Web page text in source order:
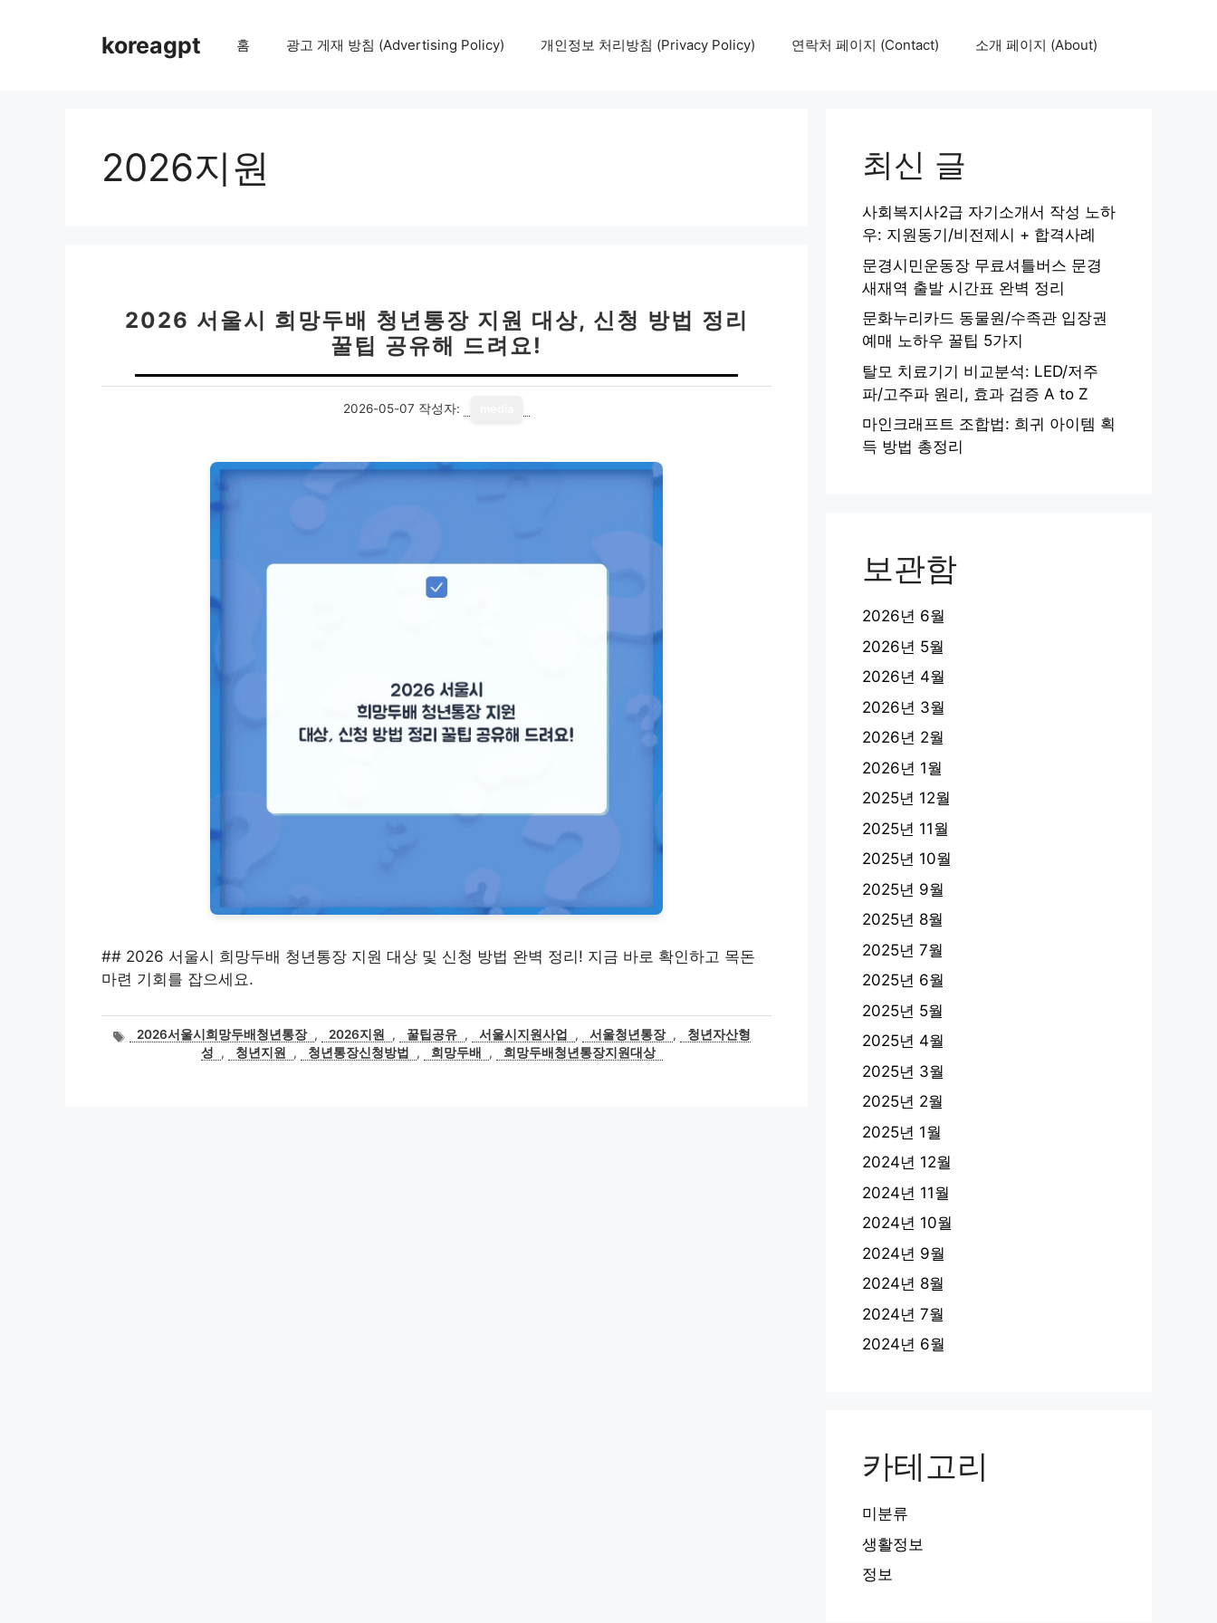
koreagpt 홈 광고 게재 방침 (Advertising Policy) 개인정보 처리방침 (Privacy Policy) 연락처 페이지 (Contact) 소개 페이지 (About)
2026지원
2026 서울시 희망두배 청년통장 지원 대상, 신청 방법 정리
꿀팁 공유해 드려요!
2026-05-07 작성자:
## 2026 서울시 희망두배 청년통장 지원 대상 및 신청 방법 완벽 정리! 지금 바로 확인하고 목돈
마련 기회를 잡으세요.
태2026서울시희망두배청년통장 , 2026지원 , 꿀팁공유 , 서울시지원사업 , 서울청년통장 ,
청년자산형
성
, 청년지원 , 청년통장신청방법 , 희망두배 , 희망두배청년통장지원대상
최신 글
사회복지사2급 자기소개서 작성 노하
우: 지원동기/비전제시 + 합격사례
문경시민운동장 무료셔틀버스 문경
새재역 출발 시간표 완벽 정리
문화누리카드 동물원/수족관 입장권
예매 노하우 꿀팁 5가지
탈모 치료기기 비교분석: LED/저주
파/고주파 원리, 효과 검증 A to Z
마인크래프트 조합법: 희귀 아이템 획
득 방법 총정리
보관함
2026년 6월
2026년 5월
2026년 4월
2026년 3월
2026년 2월
2026년 1월
2025년 12월
2025년 11월
2025년 10월
2025년 9월
2025년 8월
2025년 7월
2025년 6월
2025년 5월
2025년 4월
2025년 3월
2025년 2월
2025년 1월
2024년 12월
2024년 11월
2024년 10월
2024년 9월
2024년 8월
2024년 7월
2024년 6월
카테고리
미분류
생활정보
정보